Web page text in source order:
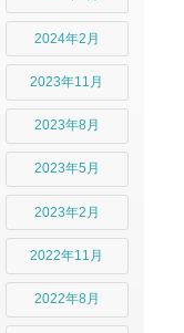
2024年2月
2023年11月
2023年8月
2023年5月
2023年2月
2022年11月
2022年8月